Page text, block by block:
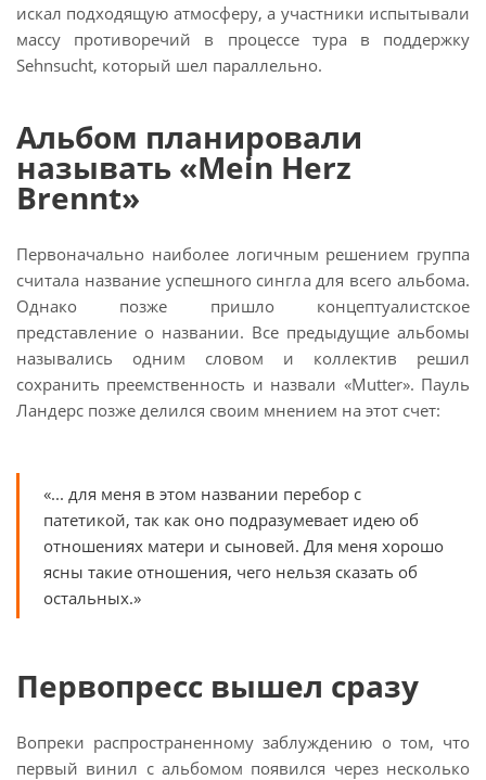
искал подходящую атмосферу, а участники испытывали
массу противоречий в процессе тура в поддержку
Sehnsucht, который шел параллельно.
Альбом планировали
называть «Mein Herz
Brennt»
Первоначально наиболее логичным решением группа
считала название успешного сингла для всего альбома.
Однако позже пришло концептуалистское
представление о названии. Все предыдущие альбомы
назывались одним словом и коллектив решил
сохранить преемственность и назвали «Mutter». Пауль
Ландерс позже делился своим мнением на этот счет:
«... для меня в этом названии перебор с
патетикой, так как оно подразумевает идею об
отношениях матери и сыновей. Для меня хорошо
ясны такие отношения, чего нельзя сказать об
остальных.»
Первопресс вышел сразу
Вопреки распространенному заблуждению о том, что
первый винил с альбомом появился через несколько